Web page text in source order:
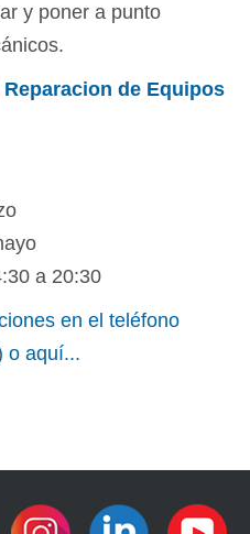
y poner a punto
de Equipos
a 20:30
en el teléfono
o aquí...